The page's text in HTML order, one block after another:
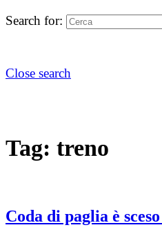
Search for:
Close search
Tag: treno
Coda di paglia è